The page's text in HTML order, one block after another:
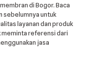
di Bogor. Baca
sebelumnya untuk
layanan dan produk
meminta referensi dari
jasa